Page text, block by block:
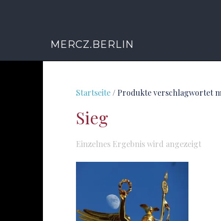
MERCZ.BERLIN
Startseite / Produkte verschlagwortet
Sieg
Einzelnes Ergebnis wird angezeigt